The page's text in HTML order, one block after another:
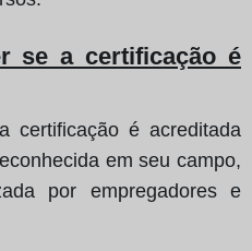
se a certificação é
certificação é acreditada
em seu campo,
por empregadores e